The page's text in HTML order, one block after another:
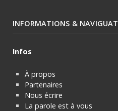
INFORMATIONS &
Infos
À propos
Partenaires
Nous écrire
La parole est à vous